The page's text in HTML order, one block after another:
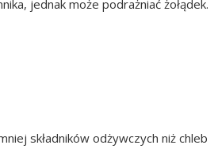
jednak może podrażniać żołądek.
składników odżywczych niż chleb